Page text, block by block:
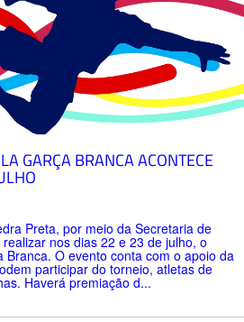
GARÇA BRANCA ACONTECE
Preta, por meio da Secretaria de
nos dias 22 e 23 de julho, o
Branca. O evento conta com o apoio da
participar do torneio, atletas de
Haverá premiação d...